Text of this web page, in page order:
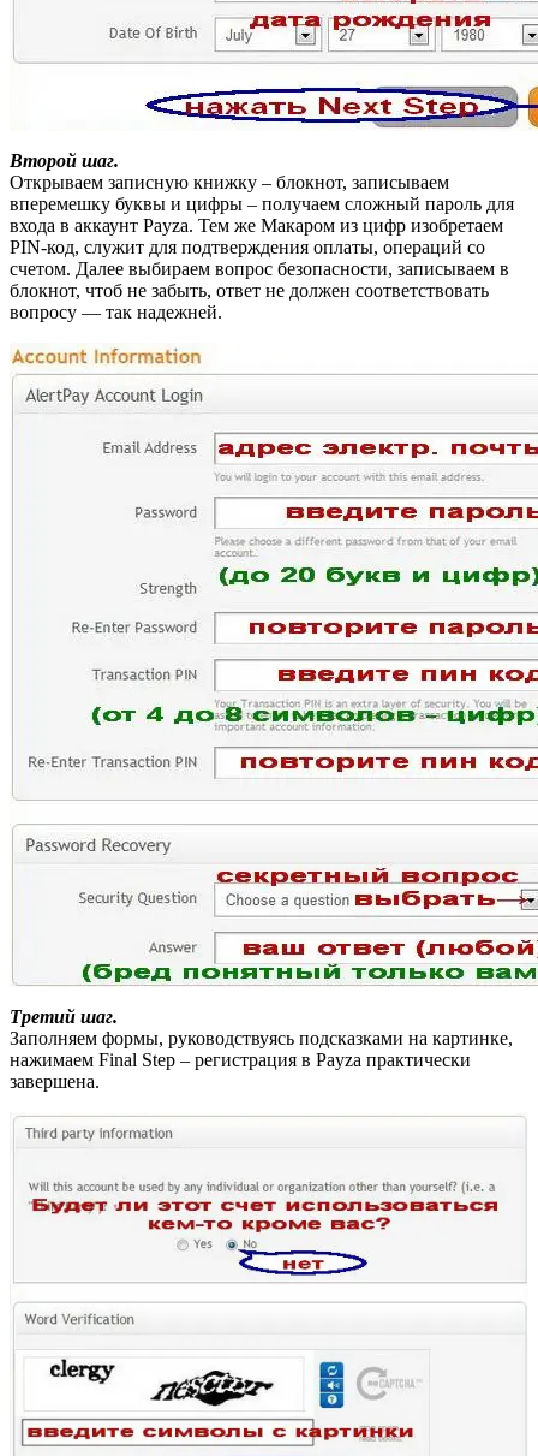
Второй шаг.
Открываем записную книжку – блокнот, записываем
вперемешку буквы и цифры – получаем сложный пароль для
входа в аккаунт Payza. Тем же Макаром из цифр изобретаем
PIN-код, служит для подтверждения оплаты, операций со
счетом. Далее выбираем вопрос безопасности, записываем в
блокнот, чтоб не забыть, ответ не должен соответствовать
вопросу — так надежней.
Третий шаг.
Заполняем формы, руководствуясь подсказками на картинке,
нажимаем Final Step – регистрация в Payza практически
завершена.